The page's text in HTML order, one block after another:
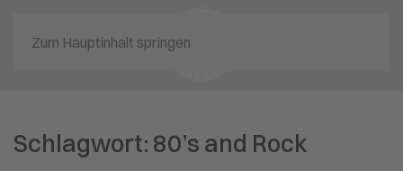
Zum Hauptinhalt springen
Schlagwort: 80’s and Rock